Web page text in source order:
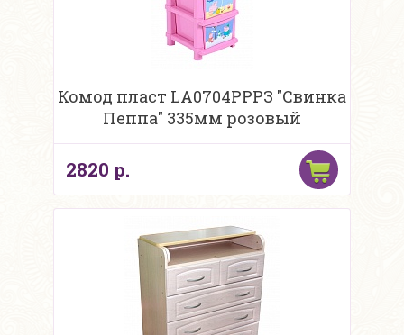
Комод пласт LA0704РРРЗ "Свинка
Пеппа" 335мм розовый
2820 р.